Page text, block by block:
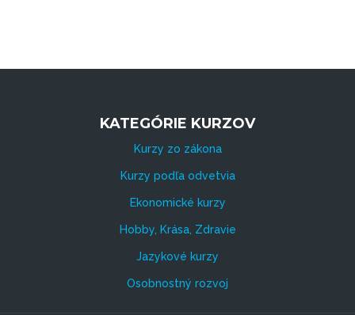
KATEGÓRIE KURZOV
Kurzy zo zákona
Kurzy podľa odvetvia
Ekonomické kurzy
Hobby, Krása, Zdravie
Jazykové kurzy
Osobnostný rozvoj